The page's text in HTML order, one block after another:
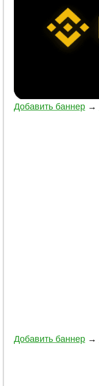
Добавить баннер →
Добавить баннер →